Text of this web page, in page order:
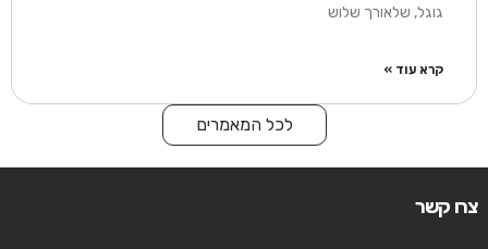
גוגל, שלאורך שלוש
קרא עוד »
לכל המאמרים
צרו קשר